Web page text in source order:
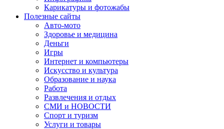
Карикатуры и фотожабы
Полезные сайты
Авто-мото
Здоровье и медицина
Деньги
Игры
Интернет и компьютеры
Искусство и культура
Образование и наука
Работа
Развлечения и отдых
СМИ и НОВОСТИ
Спорт и туризм
Услуги и товары